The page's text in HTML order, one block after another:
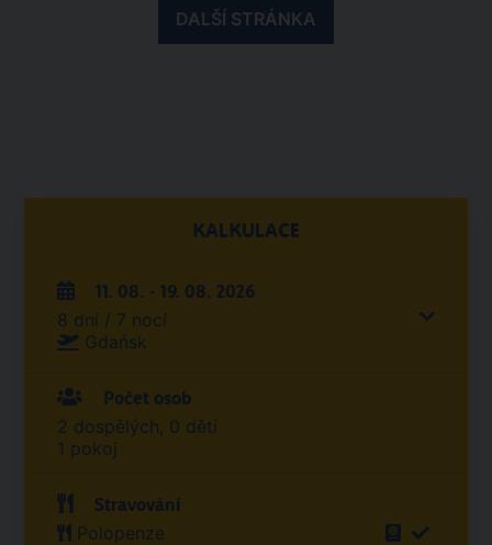
DALŠÍ STRÁNKA
KALKULACE
11. 08. - 19. 08. 2026
8 dní / 7 nocí
Gdańsk
Počet osob
2 dospělých, 0 dětí
1 pokoj
Stravování
Polopenze